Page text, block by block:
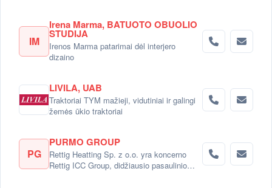
IM
Irena Marma, BATUOTO OBUOLIO
STUDIJA
Irenos Marma patarimai dėl interjero
dizaino
LIVILA, UAB
Traktoriai TYM mažieji, vidutiniai ir galingi
žemės ūkio traktoriai
PG
PURMO GROUP
Rettig Heatting Sp. z o.o. yra koncerno
Rettig ICC Group, didžiausio pasaulinio